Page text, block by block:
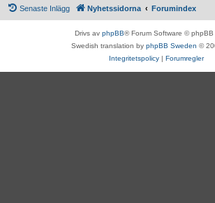
Senaste Inlägg Nyhetssidorna Forumindex
Drivs av phpBB® Forum Software © phpBB
Swedish translation by phpBB Sweden ©
Integritetspolicy | Forumregler